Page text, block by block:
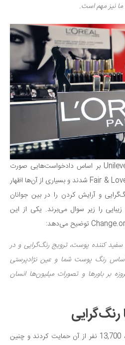
ما نیز مهم است.
وعده تغییر اسامی در شرکت Unilever بر اساس دادخواست‌هایی صورت
گرفت که خواستار توقف تولید Fair & Lovely شدند و بسیاری از آن‌ها اظهار
و آرایش کردن را در بین جوانان
را زیر سوال می‌برند. یکی از این
سفید کننده پوست، ترویج رنگ‌گرایی و در
اساس رنگ پوست شما و عین نژادپرستی
بر باورها و تصورات میلیون‌ها انسان
رنگ‌گرایی
زمانی که این مطلب منتشر شد، 13,700 نفر از آن حمایت کردند و چنین